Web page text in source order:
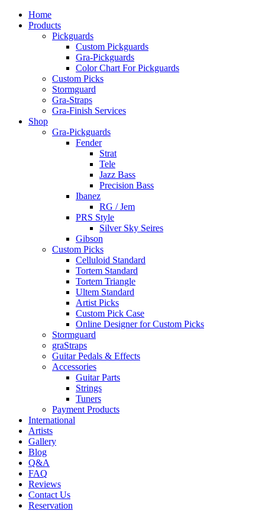
Home
Products
Pickguards
Custom Pickguards
Gra-Pickguards
Color Chart For Pickguards
Custom Picks
Stormguard
Gra-Straps
Gra-Finish Services
Shop
Gra-Pickguards
Fender
Strat
Tele
Jazz Bass
Precision Bass
Ibanez
RG / Jem
PRS Style
Silver Sky Seires
Gibson
Custom Picks
Celluloid Standard
Tortem Standard
Tortem Triangle
Ultem Standard
Artist Picks
Custom Pick Case
Online Designer for Custom Picks
Stormguard
graStraps
Guitar Pedals & Effects
Accessories
Guitar Parts
Strings
Tuners
Payment Products
International
Artists
Gallery
Blog
Q&A
FAQ
Reviews
Contact Us
Reservation